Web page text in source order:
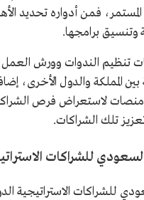
فمن أدواره تحديد
وتنسيق برامجها.
تنظيم الندوات وورش العمل
بين المملكة والدول الأخرى،
منصات لاستعراض فرص
تلك الشراكات.
للشراكات
للشراكات الاستراتيجية